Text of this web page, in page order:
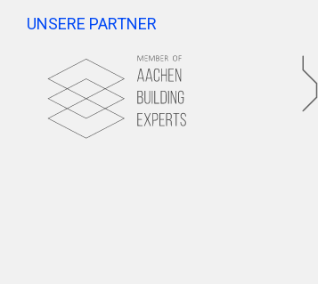
UNSERE PARTNER